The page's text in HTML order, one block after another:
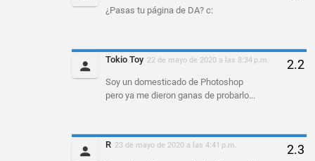
¿Pasas tu página de DA? c:
Tokio Toy 22 de mayo de 2020 a las 8:34 p.m.
Soy un domesticado de Photoshop
pero ya me dieron ganas de probarlo...
R 23 de mayo de 2020 a las 4:41 p.m.